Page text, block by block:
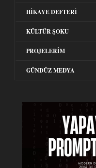
HIKAYE DEFTERI
KÜLTÜR ŞOKU
PROJELERIM
GÜNDÜZ MEDYA